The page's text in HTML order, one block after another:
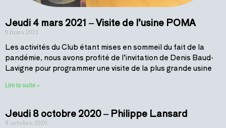
Jeudi 4 mars 2021 – Visite de l’usine POMA
9 mars 2021
Les activités du Club étant mises en sommeil du fait de la
pandémie, nous avons profité de l’invitation de Denis Baud-
Lavigne pour programmer une visite de la plus grande usine
Lire la suite »
Jeudi 8 octobre 2020 – Philippe Lansard
8 octobre 2020